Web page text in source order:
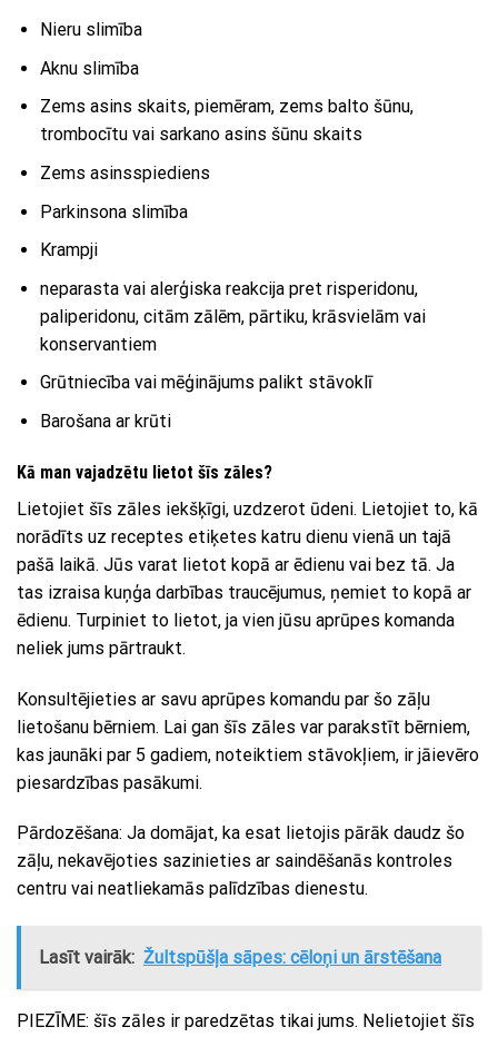
Nieru slimība
Aknu slimība
Zems asins skaits, piemēram, zems balto šūnu,
trombocītu vai sarkano asins šūnu skaits
Zems asinsspiediens
Parkinsona slimība
Krampji
neparasta vai alerģiska reakcija pret risperidonu,
paliperidonu, citām zālēm, pārtiku, krāsvielām vai
konservantiem
Grūtniecība vai mēģinājums palikt stāvoklī
Barošana ar krūti
Kā man vajadzētu lietot šīs zāles?
Lietojiet šīs zāles iekšķīgi, uzdzerot ūdeni. Lietojiet to, kā
norādīts uz receptes etiķetes katru dienu vienā un tajā
pašā laikā. Jūs varat lietot kopā ar ēdienu vai bez tā. Ja
tas izraisa kuņģa darbības traucējumus, ņemiet to kopā ar
ēdienu. Turpiniet to lietot, ja vien jūsu aprūpes komanda
neliek jums pārtraukt.
Konsultējieties ar savu aprūpes komandu par šo zāļu
lietošanu bērniem. Lai gan šīs zāles var parakstīt bērniem,
kas jaunāki par 5 gadiem, noteiktiem stāvokļiem, ir jāievēro
piesardzības pasākumi.
Pārdozēšana: Ja domājat, ka esat lietojis pārāk daudz šo
zāļu, nekavējoties sazinieties ar saindēšanās kontroles
centru vai neatliekamās palīdzības dienestu.
Lasīt vairāk: Žultspūšļa sāpes: cēloņi un ārstēšana
PIEZĪME: šīs zāles ir paredzētas tikai jums. Nelietojiet šīs